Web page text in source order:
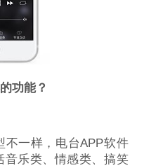
功能？
不一样，电台APP软件
音乐类、情感类、搞笑